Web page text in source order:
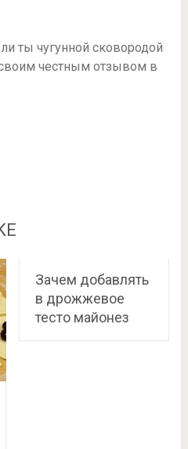
ты чугунной сковородой
честным отзывом в
Зачем добавлять
в дрожжевое
тесто майонез